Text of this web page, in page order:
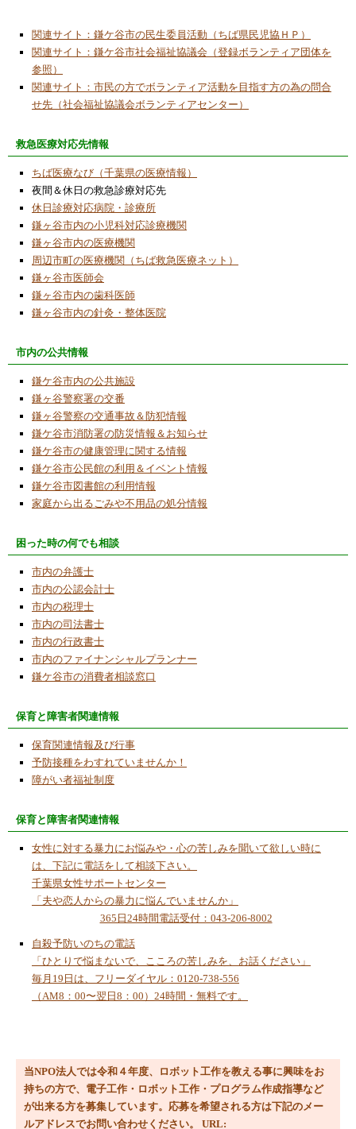
2025/9/1
ガストロノミー ツーリズム
2025/8/12
中央公民館委託事業「デジタルワークショッ
2025/7/3
今月のコラムはお休みです
2025/6/3
中央公民館「デジタルワークショップ」講座
開催に協力
2025/6/3
令和７年度「ロボット工作教室」受講希望者
募集中
2025/6/3
７年度事業活動計画」について更新致しまし
た。
2025/6/1
泊食分離
2024/12/4
市立五本松小学校５年生向けのプログラム学
習体験講座を開催
2024/9/21
ップ」で電気の仕組みを知ろうのイベントで
2024/6/4
タミヤ製カムプログラムロボットを改造する
講座を開催しました
2024/3/17
PCを使わずロボットを動かす体験講座を開催
2024/2/27
第２７回ふれあいまつりに当NPO法人も出
展・参加
2024/2/7
ＰＣ無しでプログラム作成体験講座の受講者
2024/2/1
今月のコラム「縄文の人たち」
2023/10/23
第４９回鎌ケ谷市民まつり
子ども科学・ワークショップ講座
2023/8/16
デジタルワークショップ講座で「障害物回避
型３輪ロボット」の製作指導
う！
2023/8/1
今月のコラム「総人口８７００万人」
関連サイト：鎌ケ谷市の民生委員活動（ちば県民児協ＨＰ）
関連サイト：鎌ケ谷市社会福祉協議会（登録ボランティア団体を
参照）
関連サイト：市民の方でボランティア活動を目指す方の為の問合
せ先（社会福祉協議会ボランティアセンター）
救急医療対応先情報
ちば医療なび（千葉県の医療情報）
夜間＆休日の救急診療対応先
休日診療対応病院・診療所
鎌ヶ谷市内の小児科対応診療機関
鎌ヶ谷市内の医療機関
周辺市町の医療機関（ちば救急医療ネット）
鎌ヶ谷市医師会
鎌ヶ谷市内の歯科医師
鎌ヶ谷市内の針灸・整体医院
市内の公共情報
鎌ケ谷市内の公共施設
鎌ヶ谷警察署の交番
鎌ヶ谷警察の交通事故＆防犯情報
鎌ケ谷市消防署の防災情報＆お知らせ
鎌ケ谷市の健康管理に関する情報
鎌ケ谷市公民館の利用＆イベント情報
鎌ケ谷市図書館の利用情報
家庭から出るごみや不用品の処分情報
困った時の何でも相談
市内の弁護士
市内の公認会計士
市内の税理士
市内の司法書士
市内の行政書士
市内のファイナンシャルプランナー
鎌ケ谷市の消費者相談窓口
保育と障害者関連情報
保育関連情報及び行事
予防接種をわすれていませんか！
障がい者福祉制度
保育と障害者関連情報
女性に対する暴力にお悩みや・心の苦しみを聞いて欲しい時に
は、下記に電話をして相談下さい。
千葉県女性サポートセンター
「夫や恋人からの暴力に悩んでいませんか」
365日24時間電話受付：043-206-8002
自殺予防いのちの電話
「ひとりで悩まないで、こころの苦しみを、お話ください」
毎月19日は、フリーダイヤル：0120-738-556
（AM8：00〜翌日8：00）24時間・無料です。
当NPO法人では令和４年度、ロボット工作を教える事に興味をお
持ちの方で、電子工作・ロボット工作・プログラム作成指導など
が出来る方を募集しています。応募を希望される方は下記のメー
ルアドレスでお問い合わせください。 URL: